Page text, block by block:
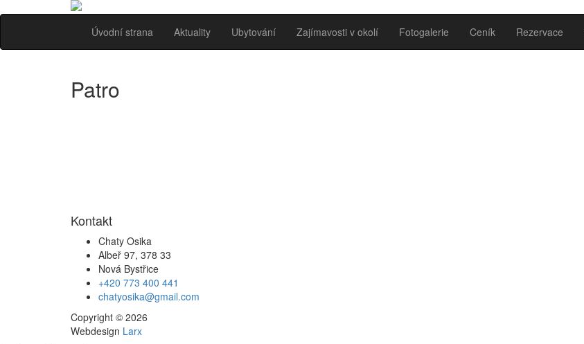
Úvodní strana Aktuality Ubytování Zajímavosti v okolí Fotogalerie Ceník Rezervace
Patro
Kontakt
Chaty Osika
Albeř 97, 378 33
Nová Bystřice
+420 773 400 441
chatyosika@gmail.com
Copyright © 2026
Webdesign Larx